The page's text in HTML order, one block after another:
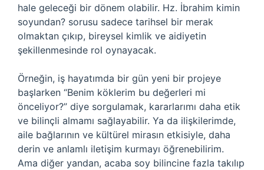
hale geleceği bir dönem olabilir. Hz. İbrahim kimin
soyundan? sorusu sadece tarihsel bir merak
olmaktan çıkıp, bireysel kimlik ve aidiyetin
şekillenmesinde rol oynayacak.
Örneğin, iş hayatımda bir gün yeni bir projeye
başlarken “Benim köklerim bu değerleri mi
önceliyor?” diye sorgulamak, kararlarımı daha etik
ve bilinçli almamı sağlayabilir. Ya da ilişkilerimde,
aile bağlarının ve kültürel mirasın etkisiyle, daha
derin ve anlamlı iletişim kurmayı öğrenebilirim.
Ama diğer yandan, acaba soy bilincine fazla takılıp